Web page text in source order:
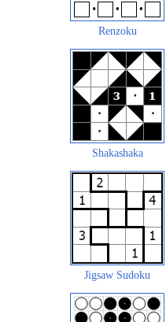
Renzoku
Shakashaka
Jigsaw Sudoku